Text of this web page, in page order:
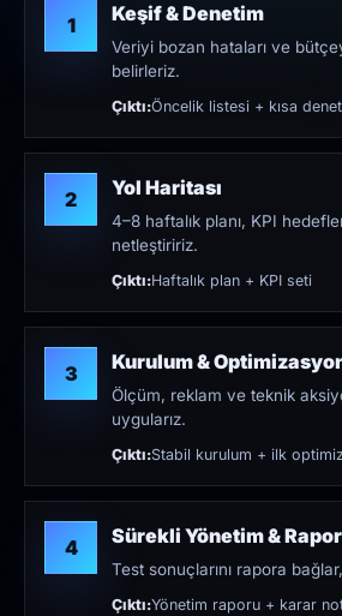
1 Keşif & Denetim
Veriyi bozan hataları ve
belirleriz.
Çıktı:Öncelik listesi + kısa
2 Yol Haritası
4–8 haftalık planı, KPI
netleştiririz.
Çıktı:Haftalık plan + KPI seti
3 Kurulum &
Ölçüm, reklam ve teknik
uygularız.
Çıktı:Stabil kurulum + ilk
4 Sürekli Yönetim & Rapor
Test sonuçlarını rapora
Çıktı:Yönetim raporu + karar